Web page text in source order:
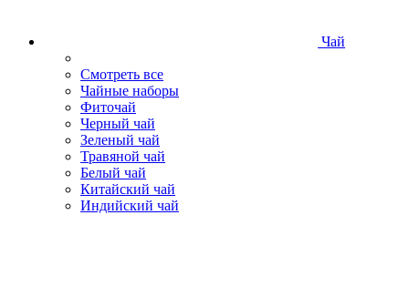
Чай
Смотреть все
Чайные наборы
Фиточай
Черный чай
Зеленый чай
Травяной чай
Белый чай
Китайский чай
Индийский чай